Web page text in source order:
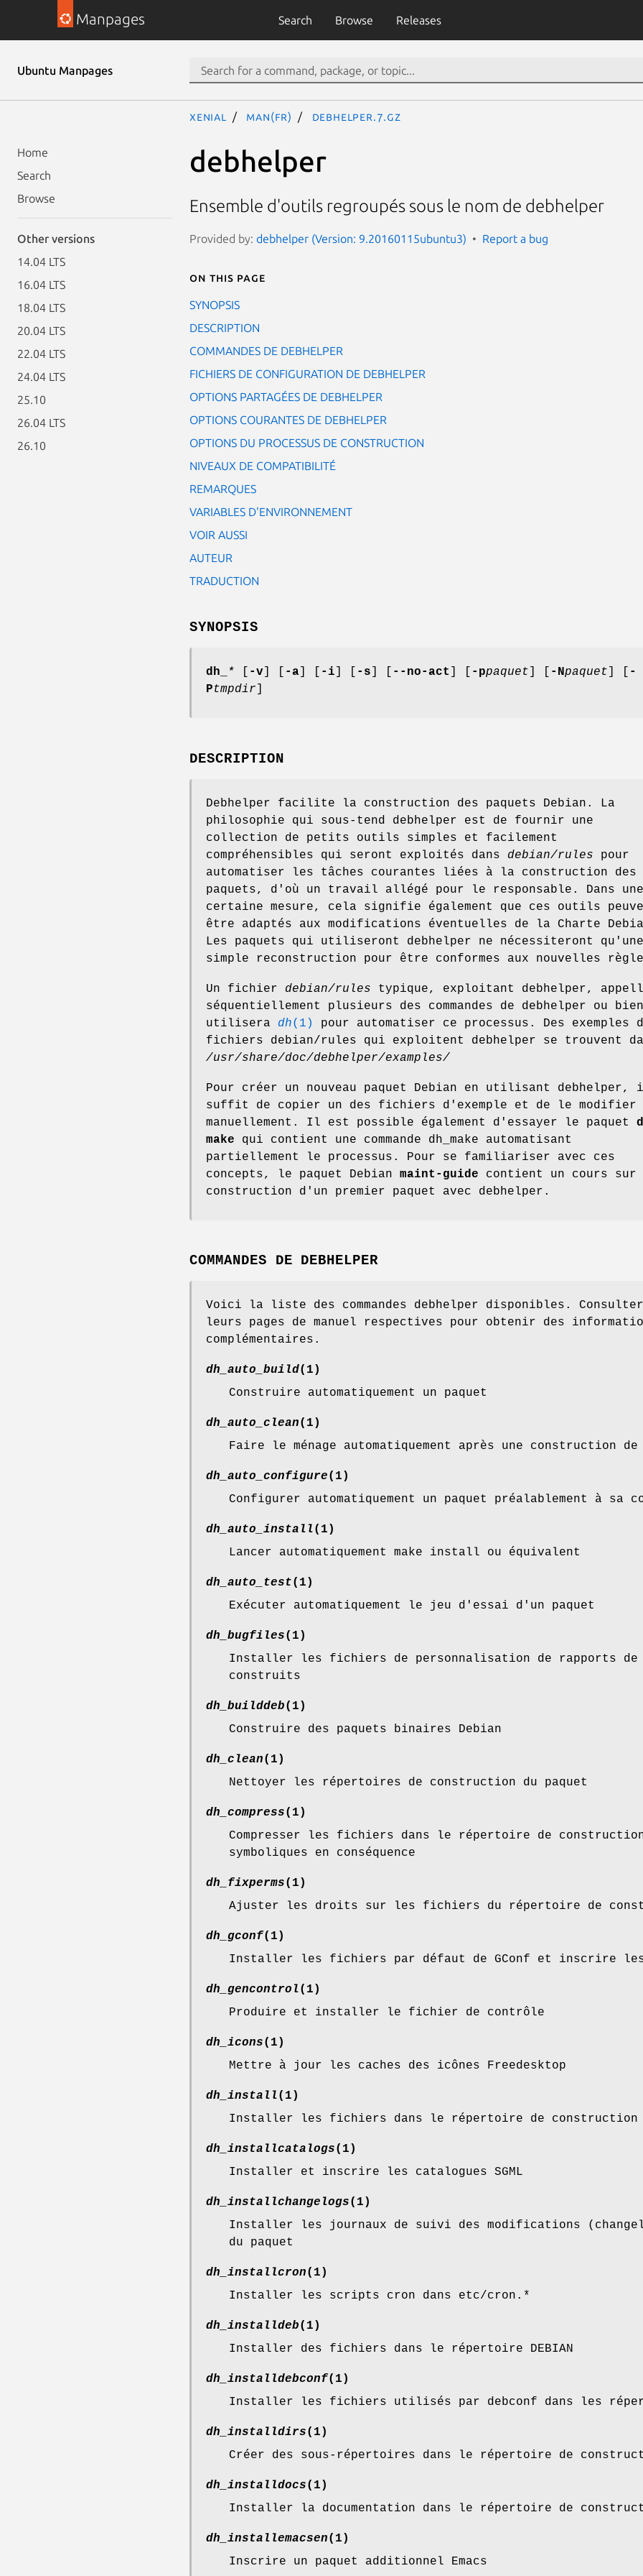
Manpages Search Browse Releases
Ubuntu Manpages
Home
Search
Browse
Other versions
14.04 LTS
16.04 LTS
18.04 LTS
20.04 LTS
22.04 LTS
24.04 LTS
25.10
26.04 LTS
26.10
xenial man(fr) debhelper.7.gz
debhelper
Ensemble d'outils regroupés sous le nom de debhelper
Provided by: debhelper (Version: 9.20160115ubuntu3) Report a bug
On this page
SYNOPSIS
DESCRIPTION
COMMANDES DE DEBHELPER
FICHIERS DE CONFIGURATION DE DEBHELPER
OPTIONS PARTAGÉES DE DEBHELPER
OPTIONS COURANTES DE DEBHELPER
OPTIONS DU PROCESSUS DE CONSTRUCTION
NIVEAUX DE COMPATIBILITÉ
REMARQUES
VARIABLES D'ENVIRONNEMENT
VOIR AUSSI
AUTEUR
TRADUCTION
SYNOPSIS
dh_ * -v -a -i -s --no-act -ppaquet -Npaquet
-
Ptmpdir
DESCRIPTION
Debhelper facilite la construction des paquets Debian. La
philosophie qui sous-tend debhelper est de fournir une
collection de petits outils simples et facilement
compréhensibles qui seront exploités dans debian/rules pour
automatiser les tâches courantes liées à la construction des
paquets, d'où un travail allégé pour le responsable. Dans une
certaine mesure, cela signifie également que ces outils
être adaptés aux modifications éventuelles de la Charte
Les paquets qui utiliseront debhelper ne nécessiteront qu'une
simple reconstruction pour être conformes aux nouvelles
Un fichier debian/rules typique, exploitant debhelper,
séquentiellement plusieurs des commandes de debhelper ou bien
utilisera dh(1)
pour automatiser ce processus. Des exemples
fichiers debian/rules qui exploitent debhelper se trouvent
/usr/share/doc/debhelper/examples/
Pour créer un nouveau paquet Debian en utilisant debhelper,
suffit de copier un des fichiers d'exemple et de le modifier
manuellement. Il est possible également d'essayer le paquet
make qui contient une commande dh_make automatisant
partiellement le processus. Pour se familiariser avec ces
concepts, le paquet Debian maint-guide contient un cours sur
construction d'un premier paquet avec debhelper.
COMMANDES DE DEBHELPER
Voici la liste des commandes debhelper disponibles. Consulter
leurs pages de manuel respectives pour obtenir des
complémentaires.
dh_auto_build(1)
Construire automatiquement un paquet
dh_auto_clean(1)
Faire le ménage automatiquement après une construction de
dh_auto_configure(1)
Configurer automatiquement un paquet préalablement à sa
dh_auto_install(1)
Lancer automatiquement make install ou équivalent
dh_auto_test(1)
Exécuter automatiquement le jeu d'essai d'un paquet
dh_bugfiles(1)
Installer les fichiers de personnalisation de rapports de
construits
dh_builddeb(1)
Construire des paquets binaires Debian
dh_clean(1)
Nettoyer les répertoires de construction du paquet
dh_compress(1)
Compresser les fichiers dans le répertoire de
symboliques en conséquence
dh_fixperms(1)
Ajuster les droits sur les fichiers du répertoire de
dh_gconf(1)
Installer les fichiers par défaut de GConf et inscrire les
dh_gencontrol(1)
Produire et installer le fichier de contrôle
dh_icons(1)
Mettre à jour les caches des icônes Freedesktop
dh_install(1)
Installer les fichiers dans le répertoire de construction
dh_installcatalogs(1)
Installer et inscrire les catalogues SGML
dh_installchangelogs(1)
Installer les journaux de suivi des modifications
du paquet
dh_installcron(1)
Installer les scripts cron dans etc/cron.*
dh_installdeb(1)
Installer des fichiers dans le répertoire DEBIAN
dh_installdebconf(1)
Installer les fichiers utilisés par debconf dans les
dh_installdirs(1)
Créer des sous-répertoires dans le répertoire de
dh_installdocs(1)
Installer la documentation dans le répertoire de
dh_installemacsen(1)
Inscrire un paquet additionnel Emacs